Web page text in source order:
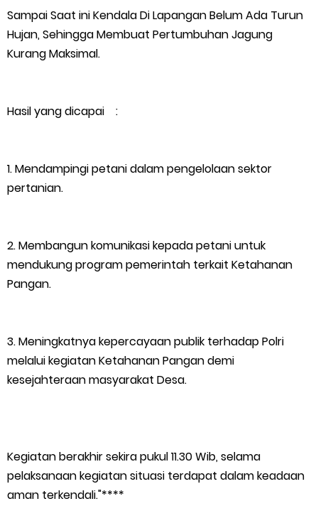
44 Tim Berlaga di Banglas Barat Cup II, Pemkab Meranti
Dorong Lahirnya Atlet Berprestasi
Generasi Emas Indonesia 2045
2026, Duta Putra Raih Juara Pertama
Melintang
Sampai Saat ini Kendala Di Lapangan Belum Ada Turun
Hujan, Sehingga Membuat Pertumbuhan Jagung
Kurang Maksimal.
Hasil yang dicapai :
1. Mendampingi petani dalam pengelolaan sektor
pertanian.
2. Membangun komunikasi kepada petani untuk
mendukung program pemerintah terkait Ketahanan
Pangan.
3. Meningkatnya kepercayaan publik terhadap Polri
melalui kegiatan Ketahanan Pangan demi
kesejahteraan masyarakat Desa.
Kegiatan berakhir sekira pukul 11.30 Wib, selama
pelaksanaan kegiatan situasi terdapat dalam keadaan
aman terkendali."****